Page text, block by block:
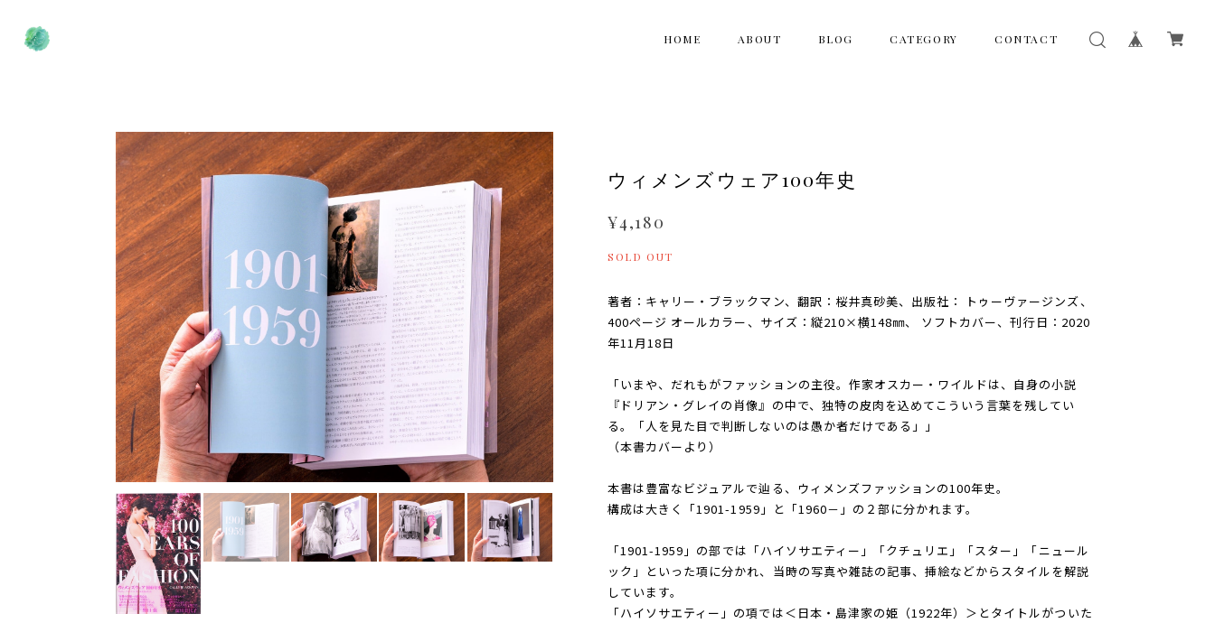
HOME ABOUT BLOG CATEGORY CONTACT
ウィメンズウェア100年史
¥4,180
SOLD OUT
著者：キャリー・ブラックマン、翻訳：桜井真砂美、出版社： トゥーヴァージンズ、
400ページ オールカラー、サイズ：縦210×横148㎜、 ソフトカバー、刊行日：2020
年11月18日
「いまや、だれもがファッションの主役。作家オスカー・ワイルドは、自身の小説
『ドリアン・グレイの肖像』の中で、独特の皮肉を込めてこういう言葉を残してい
る。「人を見た目で判断しないのは愚か者だけである」」
（本書カバーより）
本書は豊富なビジュアルで辿る、ウィメンズファッションの100年史。
構成は大きく「1901-1959」と「1960－」の２部に分かれます。
「1901-1959」の部では「ハイソサエティー」「クチュリエ」「スター」「ニュール
ック」といった項に分かれ、当時の写真や雑誌の記事、挿絵などからスタイルを解説
しています。
「ハイソサエティー」の項では＜日本・島津家の姫（1922年）＞とタイトルがついた